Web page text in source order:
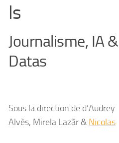
ls
Journalisme, IA &
Datas
Sous la direction de d’Audrey
Alvès, Mirela Lazãr & Nicolas